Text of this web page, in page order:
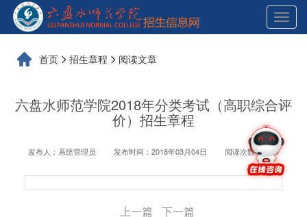
展
开
首页 招生章程 阅读文章
六盘水师范学院2018年分类考试（高职综合评
价）招生章程
发布人：系统管理员 发布时间：2018年03月04日 阅读次数：1414
上一篇 下一篇